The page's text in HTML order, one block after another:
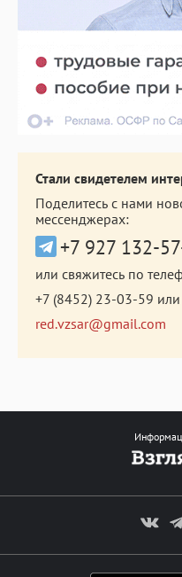
Стали свидетелем
Поделитесь с нами
мессенджерах:
+7 927 132-
или свяжитесь по
+7 (8452) 23-03-59 или
red.vzsar@gmail.com